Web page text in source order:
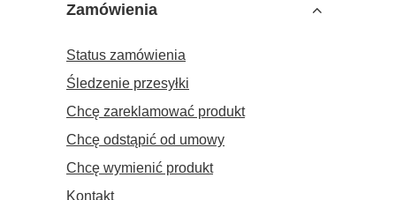
Zamówienia
Status zamówienia
Śledzenie przesyłki
Chcę zareklamować produkt
Chcę odstąpić od umowy
Chcę wymienić produkt
Kontakt